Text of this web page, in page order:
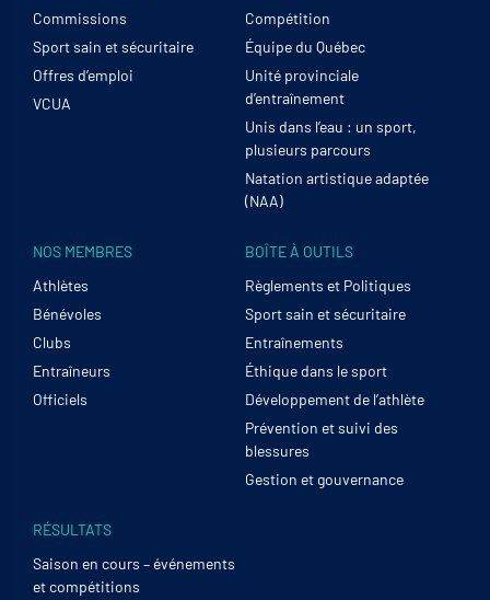
Commissions
Sport sain et sécuritaire
Offres d’emploi
VCUA
Compétition
Équipe du Québec
Unité provinciale
d’entraînement
Unis dans l’eau : un sport,
plusieurs parcours
Natation artistique adaptée
(NAA)
NOS MEMBRES
Athlètes
Bénévoles
Clubs
Entraîneurs
Officiels
BOÎTE À OUTILS
Règlements et Politiques
Sport sain et sécuritaire
Entraînements
Éthique dans le sport
Développement de l’athlète
Prévention et suivi des
blessures
Gestion et gouvernance
RÉSULTATS
Saison en cours – événements
et compétitions